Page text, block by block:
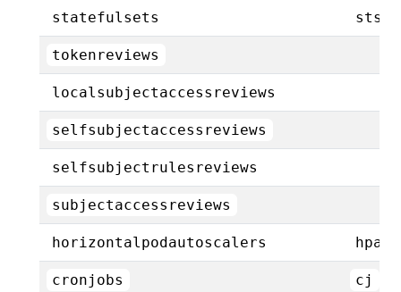
statefulsets sts
tokenreviews
localsubjectaccessreviews
selfsubjectaccessreviews
selfsubjectrulesreviews
subjectaccessreviews
horizontalpodautoscalers hpa
cronjobs cj